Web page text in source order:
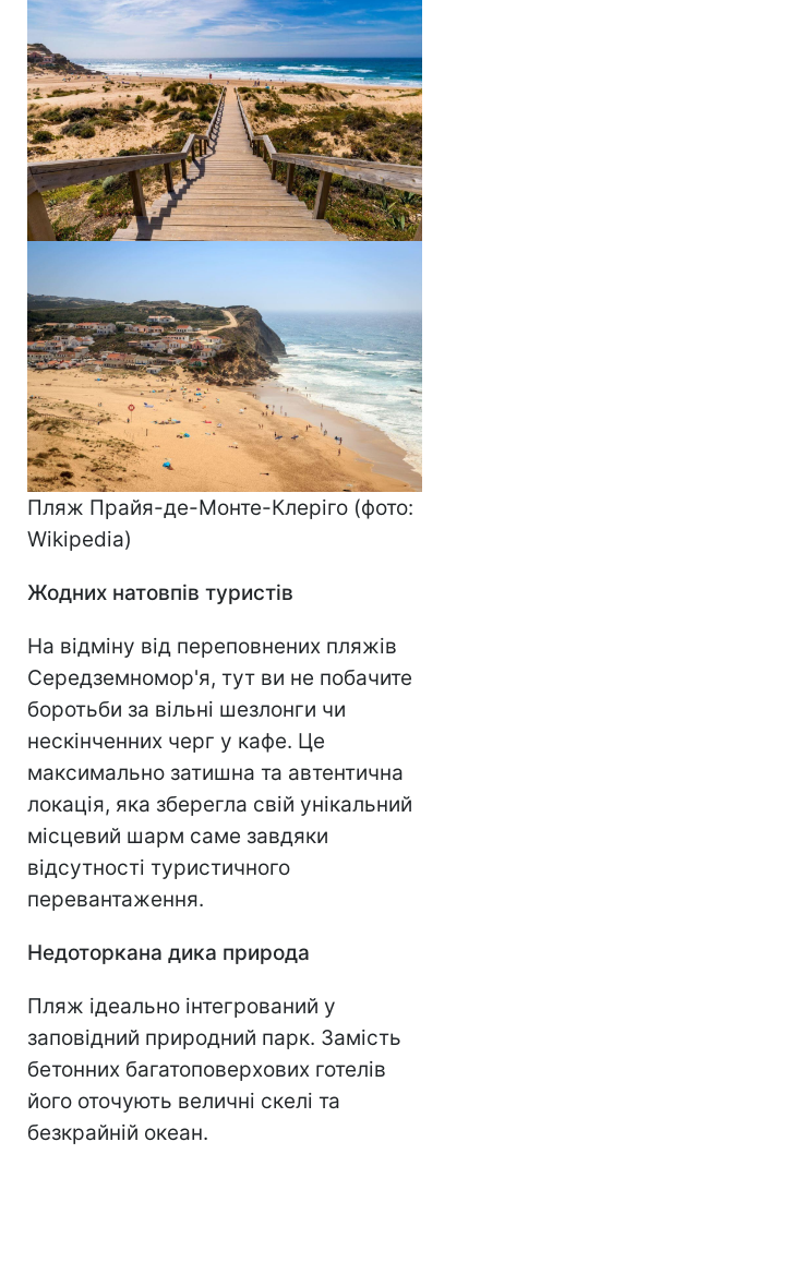
Пляж Прайя-де-Монте-Клеріго (фото:
Wikipedia)
Жодних натовпів туристів
На відміну від переповнених пляжів
Середземномор'я, тут ви не побачите
боротьби за вільні шезлонги чи
нескінченних черг у кафе. Це
максимально затишна та автентична
локація, яка зберегла свій унікальний
місцевий шарм саме завдяки
відсутності туристичного
перевантаження.
Недоторкана дика природа
Пляж ідеально інтегрований у
заповідний природний парк. Замість
бетонних багатоповерхових готелів
його оточують величні скелі та
безкрайній океан.